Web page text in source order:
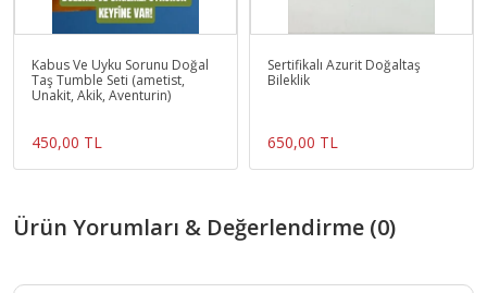
Kabus Ve Uyku Sorunu Doğal
Taş Tumble Seti (ametist,
Unakit, Akik, Aventurin)
450,00 TL
Sertifikalı Azurit Doğaltaş
Bileklik
650,00 TL
Ürün Yorumları & Değerlendirme (0)